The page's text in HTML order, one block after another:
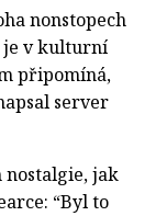
nonstopech
je v kulturní
připomíná,
server
nostalgie, jak
“Byl to